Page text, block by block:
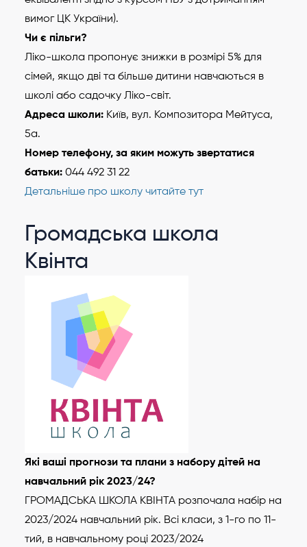
вимог ЦК України).
Чи є пільги?
Ліко-школа пропонує знижки в розмірі 5% для
сімей, якщо дві та більше дитини навчаються в
школі або садочку Ліко-світ.
Адреса школи: Київ, вул. Композитора Мейтуса,
5а.
Номер телефону, за яким можуть звертатися
батьки: 044 492 31 22
Детальніше про школу читайте тут
Громадська школа
Квінта
Які ваші прогнози та плани з набору дітей на
навчальний рік 2023/24?
ГРОМАДСЬКА ШКОЛА КВІНТА розпочала набір на
2023/2024 навчальний рік. Всі класи, з 1-го по 11-
тий, в навчальному році 2023/2024